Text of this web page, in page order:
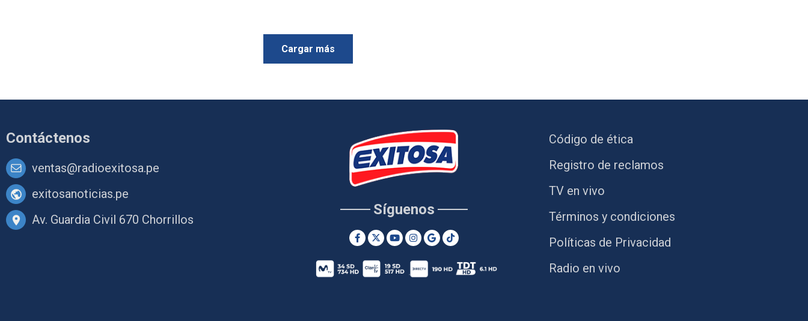
Cargar más
Contáctenos
ventas@radioexitosa.pe
exitosanoticias.pe
Av. Guardia Civil 670 Chorrillos
Síguenos
Código de ética
Registro de reclamos
TV en vivo
Términos y condiciones
Políticas de Privacidad
Radio en vivo